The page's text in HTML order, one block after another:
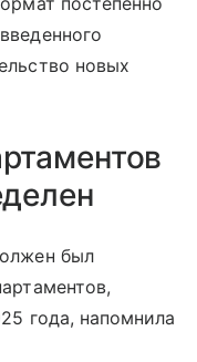
новых
был
года, напомнила